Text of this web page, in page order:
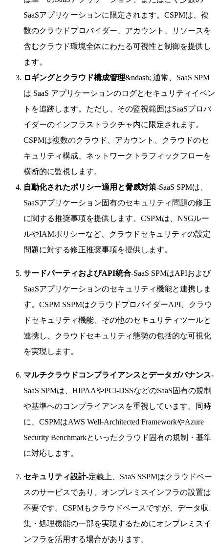
SaaSアプリケーションに限定されます。CSPMは、複
数のクラウドプロバイダー、アカウント、リソースを
含むクラウド環境全体にわたる可視性と制御を提供し
ます。
ロギングとクラウド構成管理&ndash; 通常、SaaS SPM
は SaaS アプリケーションのログとセキュリティイベン
トを追跡します。ただし、その監視範囲はSaaSプロバ
イダーのインフラストラクチャ内に限定されます。
CSPMは複数のクラウド、アカウント、クラウドのセ
キュリティ構成、ネットワークトラフィックフローを
横断的に監視します。
自動化されたポリシー適用と脅威対策-SaaS SPMは、
SaaSアプリケーション固有のセキュリティ問題の修正
に関する推奨事項を提供します。CSPMは、NSGルー
ルやIAMポリシーなど、クラウドセキュリティの設定
問題に対する修正推奨事項を提供します。
サードパーティおよびAPI統合-SaaS SPMはAPIおよび
SaaSアプリケーションのセキュリティ機能と連携しま
す。CSPM SSPMはクラウドプロバイダーAPI、クラウ
ドセキュリティ機能、その他のセキュリティツールと
連携し、クラウドセキュリティ態勢の包括的な可視化
を実現します。
マルチクラウドコンプライアンスとデータガバナンス-
SaaS SPMは、HIPAAやPCI-DSSなどのSaaS固有の規制
や基準へのコンプライアンスを重視しています。同時
に、CSPMはAWS Well-Architected FrameworkやAzure
Security Benchmarkといったクラウド固有の規制・基準
に対応します。
セキュリティ設計-定義上、SaaS SSPMはクラウドベー
スのサービスであり、オンプレミスインフラの設置は
不要です。CSPMもクラウドベースですが、データ収
集・処理機能の一部を実現するためにオンプレミスイ
ンフラを活用する場合があります。